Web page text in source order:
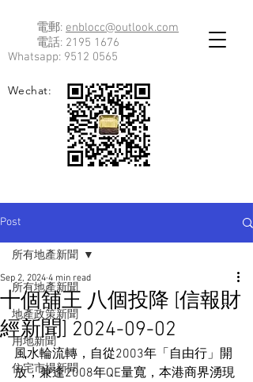
電郵: enblocc@outlook.com
電話: 2195 1676
Whatsapp: 9512 0565
Wechat:
Post
所有地產新聞
地產政策新聞
用地新聞
住宅市場新聞
所有地產新聞
十個舖王 八個投降 [信報財
經新聞] 2024-09-02
Sep 2, 2024 4 min read
風水輪流轉，自從2003年「自由行」開
放，兼逢2008年QE量寬，本港商界湧現